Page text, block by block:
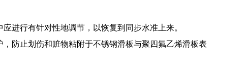
进行有针对性地调节，以恢复到同步水准上来。
防止划伤和赃物粘附于不锈钢滑板与聚四氟乙烯滑板表